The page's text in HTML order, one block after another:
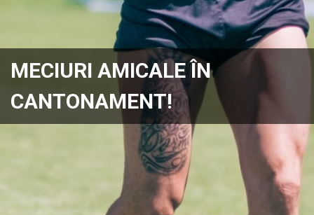
MECIURI AMICALE ÎN
CANTONAMENT!